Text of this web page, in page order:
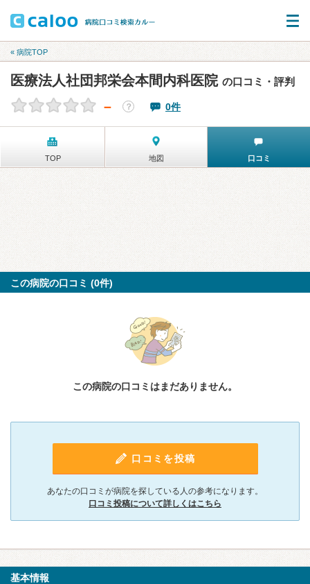
« 病院TOP
医療法人社団邦栄会本間内科医院 の口コミ・評判
－ ？ 0件
TOP 地図 口コミ
この病院の口コミ (0件)
この病院の口コミはまだありません。
口コミを投稿
あなたの口コミが病院を探している人の参考になります。
口コミ投稿について詳しくはこちら
基本情報